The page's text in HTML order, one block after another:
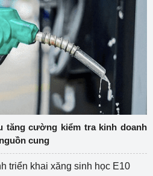
tăng cường kiểm tra kinh doanh
cung
triển khai xăng sinh học E10